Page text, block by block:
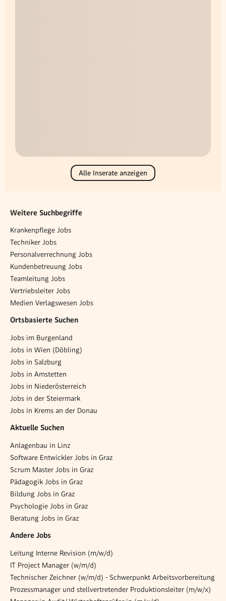
Alle Inserate anzeigen
Weitere Suchbegriffe
Krankenpflege Jobs
Techniker Jobs
Personalverrechnung Jobs
Kundenbetreuung Jobs
Teamleitung Jobs
Vertriebsleiter Jobs
Medien Verlagswesen Jobs
Ortsbasierte Suchen
Jobs im Burgenland
Jobs in Wien (Döbling)
Jobs in Salzburg
Jobs in Amstetten
Jobs in Niederösterreich
Jobs in der Steiermark
Jobs in Krems an der Donau
Aktuelle Suchen
Anlagenbau in Linz
Software Entwickler Jobs in Graz
Scrum Master Jobs in Graz
Pädagogik Jobs in Graz
Bildung Jobs in Graz
Psychologie Jobs in Graz
Beratung Jobs in Graz
Andere Jobs
Leitung Interne Revision (m/w/d)
IT Project Manager (w/m/d)
Technischer Zeichner (w/m/d) - Schwerpunkt Arbeitsvorbereitung
Prozessmanager und stellvertretender Produktionsleiter (m/w/x)